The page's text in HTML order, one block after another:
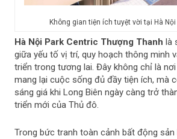
Không gian tiện ích tuyệt vời tại Hà Nội
Hà Nội Park Centric Thượng Thanh là
giữa yếu tố vị trí, quy hoạch thông minh
triển trong tương lai. Đây không chỉ là
mang lại cuộc sống đủ đầy tiện ích, mà
sáng giá khi Long Biên ngày càng trở
triển mới của Thủ đô.
Trong bức tranh toàn cảnh bất động sản